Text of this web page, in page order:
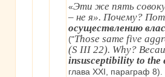
«Эти же пять
– не я». Почему?
осуществлению
("Those same five
(S III 22). Why?
insusceptibility to the
глава XXI, параграф 8).